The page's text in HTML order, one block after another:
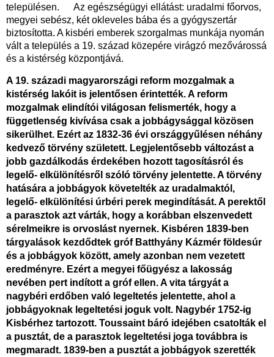
településen. Az egészségügyi ellátást: uradalmi főorvos,
megyei sebész, két okleveles bába és a gyógyszertár
biztosította. A kisbéri emberek szorgalmas munkája nyomán
vált a település a 19. század közepére virágzó mezővárossá
és a kistérség központjává.
A 19. századi magyarországi reform mozgalmak a
kistérség lakóit is jelentősen érintették. A reform
mozgalmak elindítói világosan felismerték, hogy a
függetlenség kivívása csak a jobbágysággal közösen
sikerülhet. Ezért az 1832-36 évi országgyűlésen néhány
kedvező törvény született. Legjelentősebb változást a
jobb gazdálkodás érdekében hozott tagosításról és
legelő- elkülönítésről szóló törvény jelentette. A törvény
hatására a jobbágyok követelték az uradalmaktól,
legelő- elkülönítési úrbéri perek megindítását. A perektől
a parasztok azt várták, hogy a korábban elszenvedett
sérelmeikre is orvoslást nyernek. Kisbéren 1839-ben
tárgyalások kezdődtek gróf Batthyány Kázmér földesúr
és a jobbágyok között, amely azonban nem vezetett
eredményre. Ezért a megyei főügyész a lakosság
nevében pert indított a gróf ellen. A vita tárgyát a
nagybéri erdőben való legeltetés jelentette, ahol a
jobbágyoknak legeltetési joguk volt. Nagybér 1752-ig
Kisbérhez tartozott. Toussaint báró idejében csatolták el
a pusztát, de a parasztok legeltetési joga továbbra is
megmaradt. 1839-ben a pusztát a jobbágyok szerették